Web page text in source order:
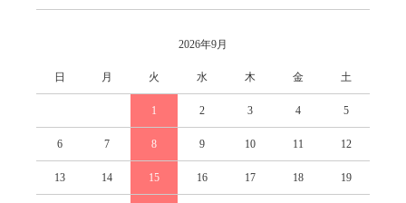
2026年9月
日 月 火 水 木 金 土
1 2 3 4 5
6 7 8 9 10 11 12
13 14 15 16 17 18 19